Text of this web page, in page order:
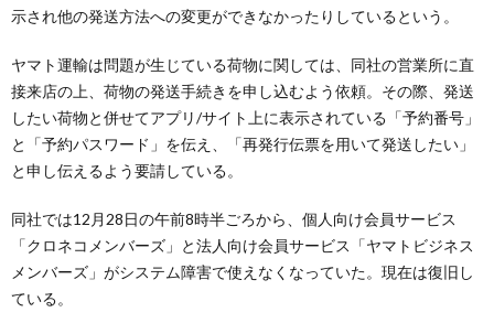
示され他の発送方法への変更ができなかったりしているという。
ヤマト運輸は問題が生じている荷物に関しては、同社の営業所に直
接来店の上、荷物の発送手続きを申し込むよう依頼。その際、発送
したい荷物と併せてアプリ/サイト上に表示されている「予約番号」
と「予約パスワード」を伝え、「再発行伝票を用いて発送したい」
と申し伝えるよう要請している。
同社では12月28日の午前8時半ごろから、個人向け会員サービス
「クロネコメンバーズ」と法人向け会員サービス「ヤマトビジネス
メンバーズ」がシステム障害で使えなくなっていた。現在は復旧し
ている。